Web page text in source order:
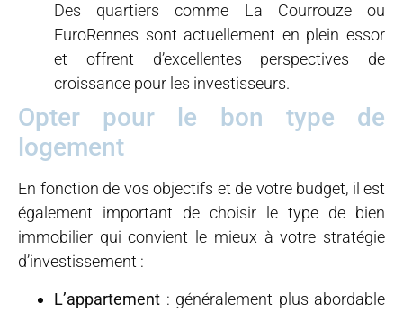
Des quartiers comme La Courrouze ou
EuroRennes sont actuellement en plein essor
et offrent d’excellentes perspectives de
croissance pour les investisseurs.
Opter pour le bon type de
logement
En fonction de vos objectifs et de votre budget, il est
également important de choisir le type de bien
immobilier qui convient le mieux à votre stratégie
d’investissement :
L’appartement : généralement plus abordable